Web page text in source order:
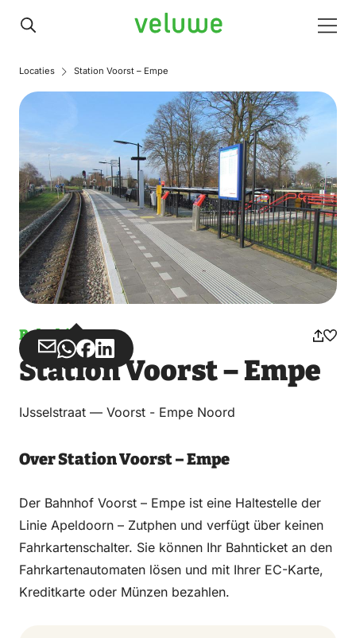
Veluwe
Locaties Station Voorst – Empe
Bahnhöfe
Teilen
über
Teilen
über
Teilen
auf
Teilen
auf
Station Voorst – Empe
IJsselstraat — Voorst - Empe Noord
Over Station Voorst – Empe
Der Bahnhof Voorst – Empe ist eine Haltestelle der
Linie Apeldoorn – Zutphen und verfügt über keinen
Fahrkartenschalter. Sie können Ihr Bahnticket an den
Fahrkartenautomaten lösen und mit Ihrer EC-Karte,
Kreditkarte oder Münzen bezahlen.